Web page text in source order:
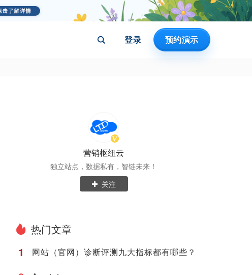
登录 预约演示
营销枢纽云
独立站点，数据私有，智链未来！
关注
热门文章
1
网站（官网）诊断评测九大指标都有哪些？